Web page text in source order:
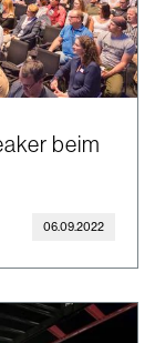
beim
06.09.2022